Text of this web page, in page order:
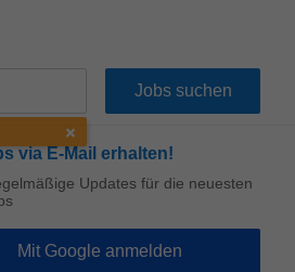
via E-Mail erhalten!
Updates für die neuesten
Mit Google anmelden